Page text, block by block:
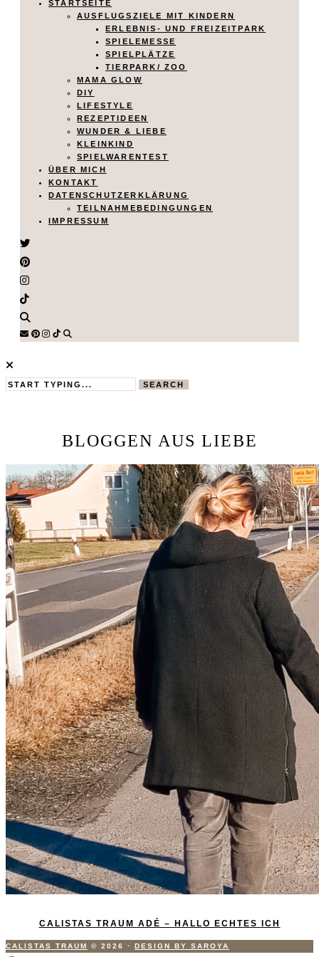
STARTSEITE
AUSFLUGSZIELE MIT KINDERN
ERLEBNIS- UND FREIZEITPARK
SPIELEMESSE
SPIELPLÄTZE
TIERPARK/ ZOO
MAMA GLOW
DIY
LIFESTYLE
REZEPTIDEEN
WUNDER & LIEBE
KLEINKIND
SPIELWARENTEST
ÜBER MICH
KONTAKT
DATENSCHUTZERKLÄRUNG
TEILNAHMEBEDINGUNGEN
IMPRESSUM
SEARCH
BLOGGEN AUS LIEBE
CALISTAS TRAUM ADÉ – HALLO ECHTES ICH
CALISTAS TRAUM © 2026 · DESIGN BY SAROYA